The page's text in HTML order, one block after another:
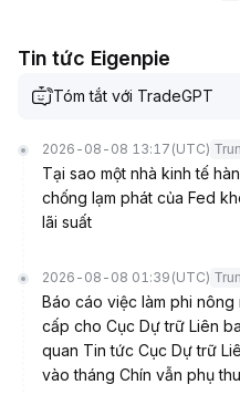
Tin tức Eigenpie
Tóm tắt với TradeGPT
2026-08-08 13:17 (UTC)
Tại sao một nhà kinh tế
chống lạm phát của Fed
lãi suất
2026-08-08 01:39 (UTC)
Báo cáo việc làm phi
cấp cho Cục Dự trữ Liên
quan Tin tức Cục Dự trữ
vào tháng Chín vẫn phụ